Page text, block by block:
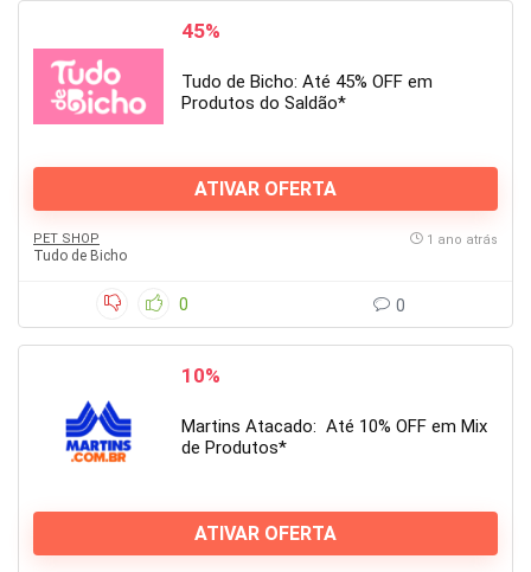
45%
Tudo de Bicho: Até 45% OFF em
Produtos do Saldão*
ATIVAR OFERTA
PET SHOP
Tudo de Bicho
1 ano atrás
0 0
10%
Martins Atacado: Até 10% OFF em Mix
de Produtos*
ATIVAR OFERTA